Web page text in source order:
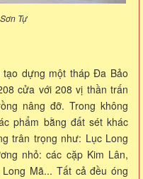
Tự
dựng một tháp Đa Bảo
cửa với 208 vị thần trấn
nâng đỡ. Trong không
phẩm bằng đất sét khác
trân trọng như: Lục Long
nhỏ: các cặp Kim Lân,
Mã... Tất cả đều óng